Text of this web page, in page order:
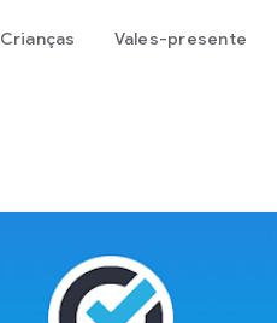
Crianças Vales-presente